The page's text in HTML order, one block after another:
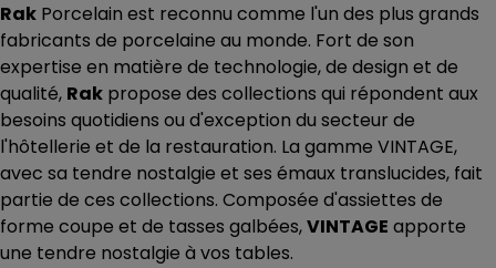
Rak Porcelain est reconnu comme l'un des plus grands
fabricants de porcelaine au monde. Fort de son
expertise en matière de technologie, de design et de
qualité, Rak propose des collections qui répondent aux
besoins quotidiens ou d'exception du secteur de
l'hôtellerie et de la restauration. La gamme VINTAGE,
avec sa tendre nostalgie et ses émaux translucides, fait
partie de ces collections. Composée d'assiettes de
forme coupe et de tasses galbées,VINTAGE apporte
une tendre nostalgie à vos tables.